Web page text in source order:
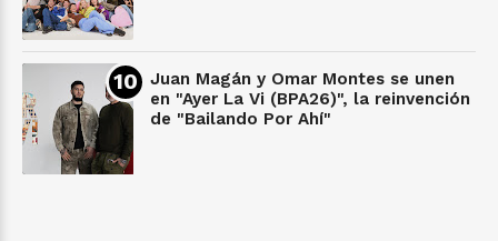
Juan Magán y Omar Montes se unen
en "Ayer La Vi (BPA26)", la reinvención
de "Bailando Por Ahí"